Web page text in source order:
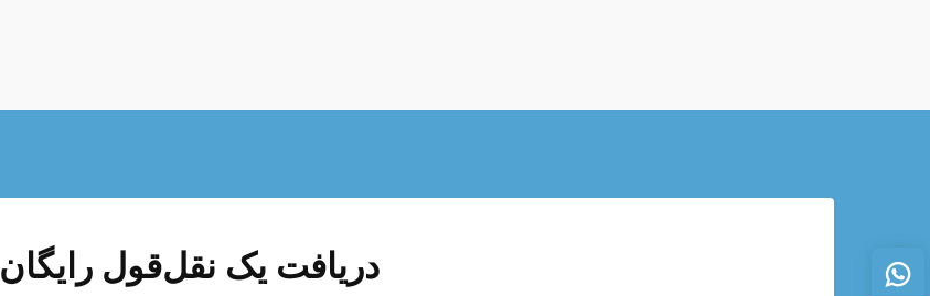
دریافت یک نقل‌قول رایگان